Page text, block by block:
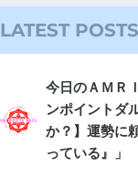
LATEST POSTS
今日のＡＭＲ
ンポイントダ
か？】運勢に
っている』」